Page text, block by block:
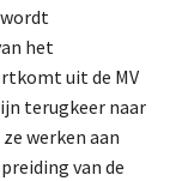
het
uit de MV
terugkeer naar
werken aan
van de